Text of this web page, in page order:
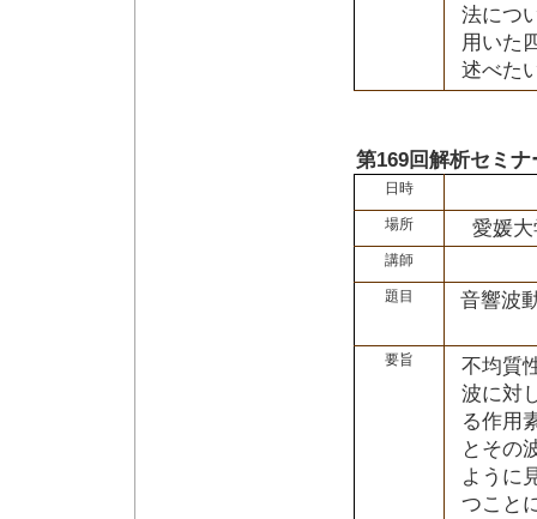
法につ
用いた
述べた
第169回解析セミナ
日時
場所 愛媛
講師
題目 音響波
要旨
不均質
波に対
る作用
とその
ように
つこと